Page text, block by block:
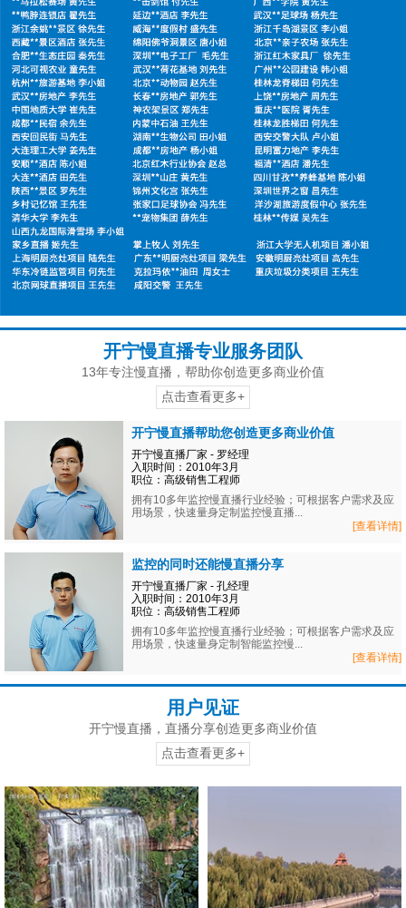
开宁慢直播专业服务团队
13年专注慢直播，帮助你创造更多商业价值
点击查看更多+
开宁慢直播帮助您创造更多商业价值
开宁慢直播厂家 - 罗经理
入职时间：2010年3月
职位：高级销售工程师
拥有10多年监控慢直播行业经验；可根据客户需求及应
用场景，快速量身定制监控慢直播...
[查看详情]
监控的同时还能慢直播分享
开宁慢直播厂家 - 孔经理
入职时间：2010年3月
职位：高级销售工程师
拥有10多年监控慢直播行业经验；可根据客户需求及应
用场景，快速量身定制智能监控慢...
[查看详情]
用户见证
开宁慢直播，直播分享创造更多商业价值
点击查看更多+